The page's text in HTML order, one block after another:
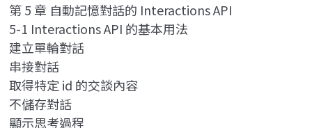
第 5 章 自動記憶對話的 Interactions API
5-1 Interactions API 的基本用法
建立單輪對話
串接對話
取得特定 id 的交談內容
不儲存對話
顯示思考過程